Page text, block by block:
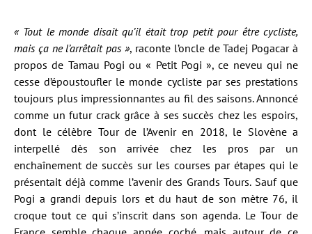
« Tout le monde disait qu’il était trop petit pour être cycliste,
mais ça ne l’arrêtait pas », raconte l’oncle de Tadej Pogacar à
propos de Tamau Pogi ou « Petit Pogi », ce neveu qui ne
cesse d’époustoufler le monde cycliste par ses prestations
toujours plus impressionnantes au fil des saisons. Annoncé
comme un futur crack grâce à ses succès chez les espoirs,
dont le célèbre Tour de l’Avenir en 2018, le Slovène a
interpellé dès son arrivée chez les pros par un
enchaînement de succès sur les courses par étapes qui le
présentait déjà comme l’avenir des Grands Tours. Sauf que
Pogi a grandi depuis lors et du haut de son mètre 76, il
croque tout ce qui s’inscrit dans son agenda. Le Tour de